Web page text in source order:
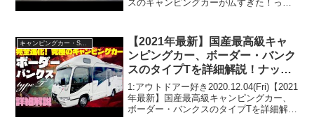
スのキャンピングカーが広すぎた！って
動画は注目です！3:...
キャンピングカー・SUV人気車種
【2021年最新】国産最高級キャ
ンピングカー、ボーダー・バンク
スのタイプTを詳細解説！ナッツ
RV発、トヨタ・コースターベー
スのバスコン以上に快適なセミフ
ルコンバージョン！車中泊や道の
1:アウトドアー好き2020.12.04(Fri)【2021
年最新】国産最高級キャンピングカー、
ボーダー・バンクスのタイプTを詳細解